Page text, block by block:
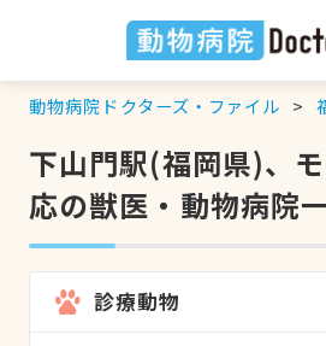
動物病院ドクターズ・ファイル
下山門駅(福岡県)、
応の獣医・動物病院
診療動物